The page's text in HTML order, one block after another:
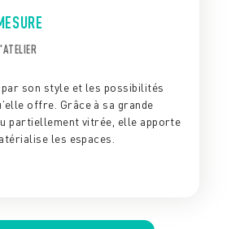
son style et les possibilités
offre. Grâce à sa grande
partiellement vitrée, elle apporte
les espaces.